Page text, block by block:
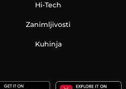
Hi-Tech
Zanimljivosti
Kuhinja